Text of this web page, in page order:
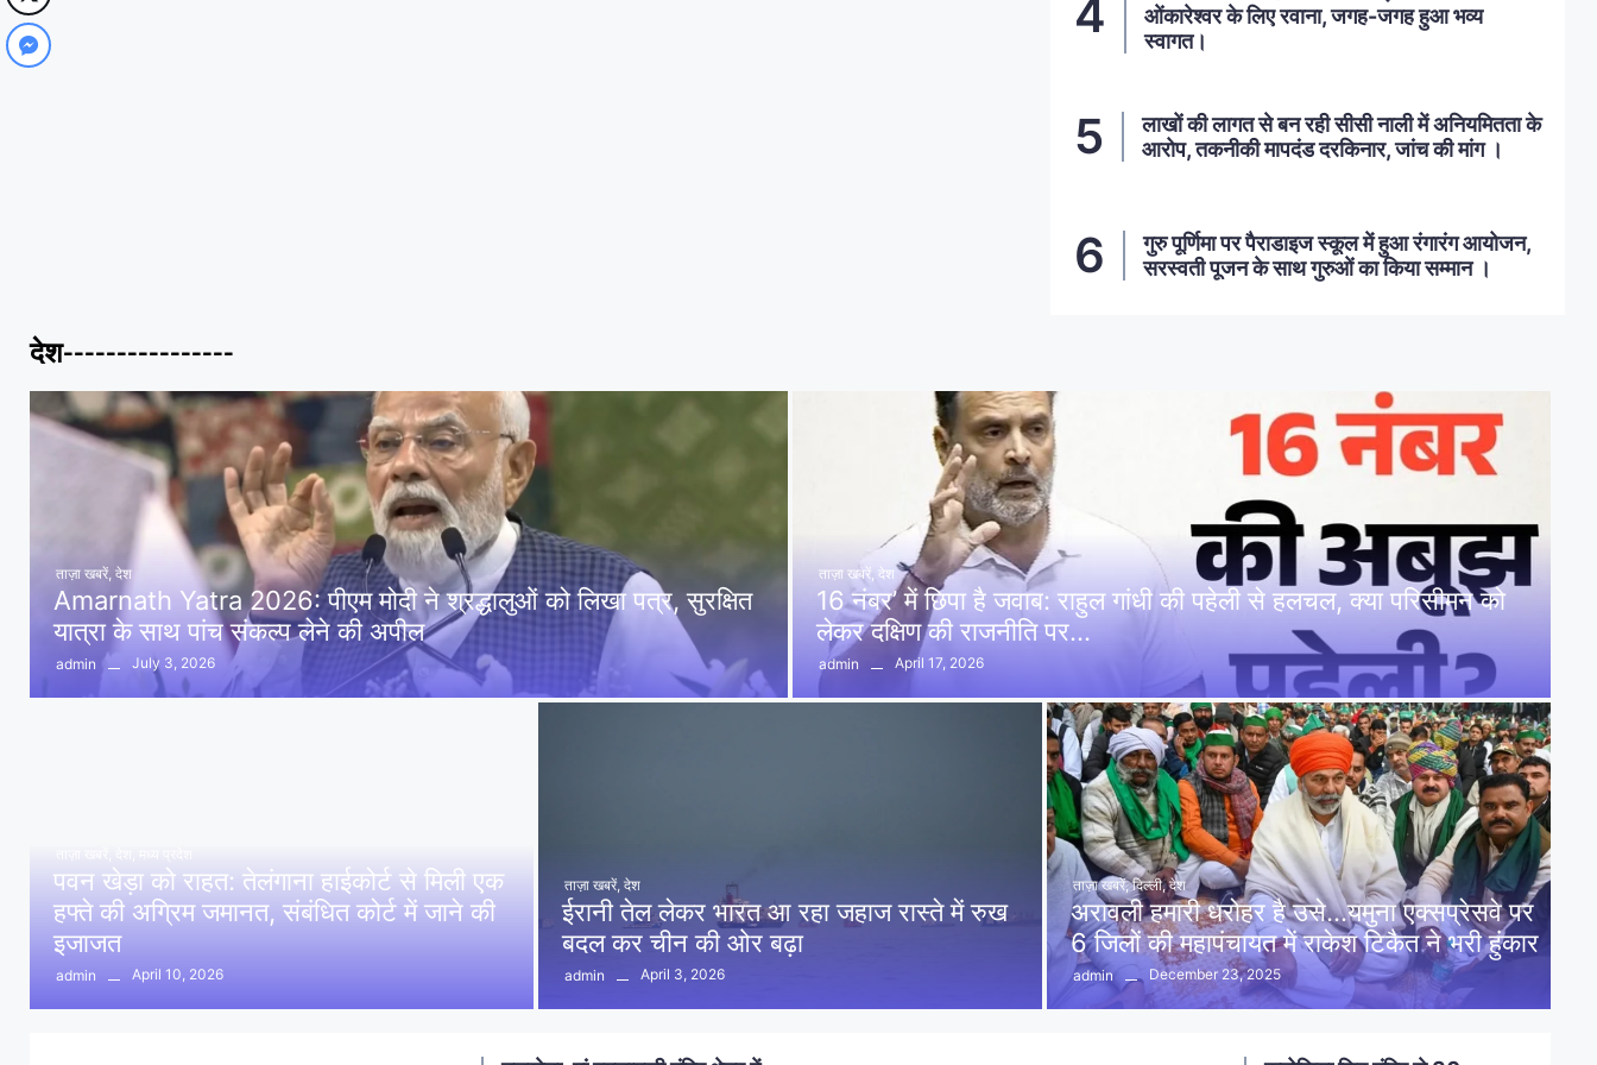
ओंकारेश्वर के लिए रवाना, जगह-जगह हुआ भव्य
स्वागत।
लाखों की लागत से बन रही सीसी नाली में अनियमितता के
आरोप, तकनीकी मापदंड दरकिनार, जांच की मांग ।
गुरु पूर्णिमा पर पैराडाइज स्कूल में हुआ रंगारंग आयोजन,
सरस्वती पूजन के साथ गुरुओं का किया सम्मान ।
देश----------------
ताज़ा खबरें देश
Amarnath Yatra 2026: पीएम मोदी ने श्रद्धालुओं को लिखा पत्र, सुरक्षित
यात्रा के साथ पांच संकल्प लेने की अपील
admin July 3, 2026
ताज़ा खबरें देश
16 नंबर’ में छिपा है जवाब: राहुल गांधी की पहेली से हलचल, क्या परिसीमन को
लेकर दक्षिण की राजनीति पर…
admin April 17, 2026
पवन खेड़ा को राहत: तेलंगाना हाईकोर्ट से मिली एक
हफ्ते की अग्रिम जमानत, संबंधित कोर्ट में जाने की
इजाजत
admin April 10, 2026
ताज़ा खबरें, देश
ईरानी तेल लेकर भारत आ रहा जहाज रास्ते में रुख
बदल कर चीन की ओर बढ़ा
admin April 3, 2026
ताज़ा खबरें, दिल्ली, देश
अरावली हमारी धरोहर है उसे…यमुना एक्सप्रेसवे पर
6 जिलों की महापंचायत में राकेश टिकैत ने भरी हुंकार
admin December 23, 2025